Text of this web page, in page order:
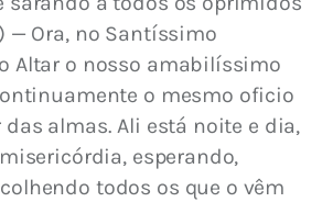
— Ora, no Santíssimo
Altar o nosso amabilíssimo
o mesmo oficio
das almas. Ali está noite e dia,
esperando,
todos os que o vêm